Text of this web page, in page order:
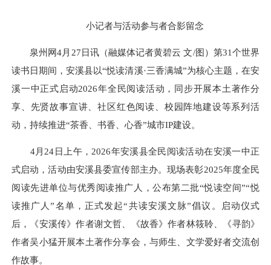
小记者与活动参与者合影留念
泉州网4月27日讯（融媒体记者黄碧云 文/图）第31个世界
读书日期间，安溪县以“悦读清溪·三香满城”为核心主题，在安
溪一中正式启动2026年全民阅读活动，同步开展本土著作分
享、先贤故事宣讲、社区红色阅读、校园阵地建设等系列活
动，持续推进“茶香、书香、心香”城市IP建设。
4月24日上午，2026年安溪县全民阅读活动在安溪一中正
式启动，活动由安溪县委宣传部主办。现场表彰2025年度全民
阅读先进单位与优秀阅读推广人，公布第二批“悦读空间”“悦
读推广人”名单，正式发起“共读安溪文脉”倡议。启动仪式
后，《安溪传》作者谢文哲、《故香》作者林筱聆、《寻韵》
作者吴小猛开展本土著作分享会，与师生、文学爱好者交流创
作故事。